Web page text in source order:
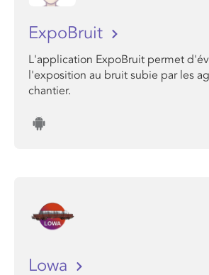
ExpoBruit
L'application ExpoBruit permet
l'exposition au bruit subie par les
chantier.
Lowa